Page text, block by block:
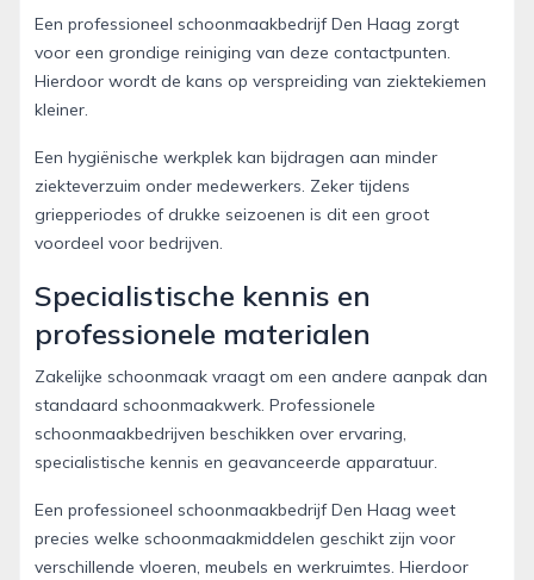
Een professioneel schoonmaakbedrijf Den Haag zorgt
voor een grondige reiniging van deze contactpunten.
Hierdoor wordt de kans op verspreiding van ziektekiemen
kleiner.
Een hygiënische werkplek kan bijdragen aan minder
ziekteverzuim onder medewerkers. Zeker tijdens
griepperiodes of drukke seizoenen is dit een groot
voordeel voor bedrijven.
Specialistische kennis en
professionele materialen
Zakelijke schoonmaak vraagt om een andere aanpak dan
standaard schoonmaakwerk. Professionele
schoonmaakbedrijven beschikken over ervaring,
specialistische kennis en geavanceerde apparatuur.
Een professioneel schoonmaakbedrijf Den Haag weet
precies welke schoonmaakmiddelen geschikt zijn voor
verschillende vloeren, meubels en werkruimtes. Hierdoor